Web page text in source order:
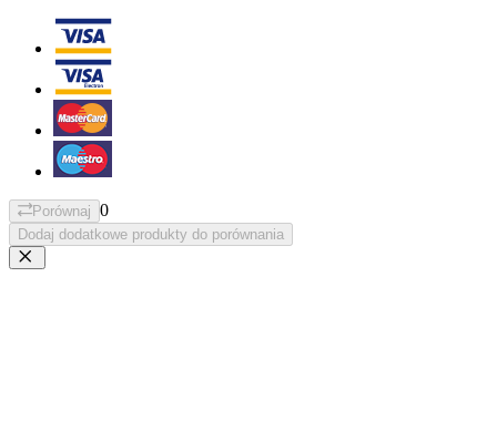
Porównaj 0
Dodaj dodatkowe produkty do porównania